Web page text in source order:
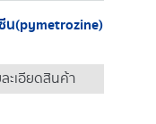
น(pymetrozine)
ะเอียดสินค้า